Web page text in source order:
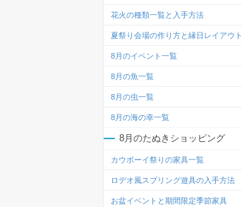
花火の種類一覧と入手方法
夏祭り会場の作り方と縁日レイアウト
8月のイベント一覧
8月の魚一覧
8月の虫一覧
8月の海の幸一覧
8月のたぬきショッピング
カウボーイ祭りの家具一覧
ロデオ風スプリング遊具の入手方法
お盆イベントと期間限定季節家具